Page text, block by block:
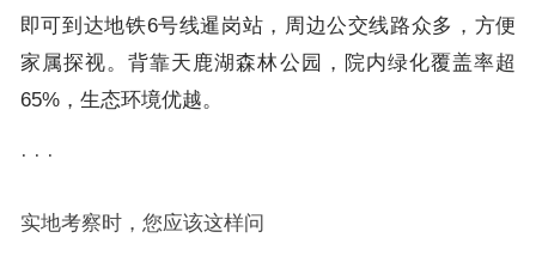
即可到达地铁6号线暹岗站，周边公交线路众多，方便
家属探视。背靠天鹿湖森林公园，院内绿化覆盖率超
65%，生态环境优越。
· · ·
实地考察时，您应该这样问